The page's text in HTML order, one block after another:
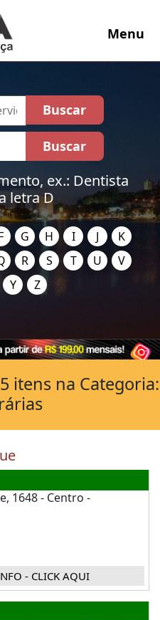
Menu
ex.: Dentista
letra D
G H I J
K
R S T U
V
Y Z
1648 - Centro -
- CLICK AQUI
itens na Categoria: